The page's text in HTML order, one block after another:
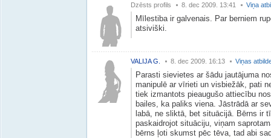
Dzēsts profils 8. dec 2009. 13:41 Viņa
Mīlestiba ir galvenais. Par berniem
atsiviški.
VALIJA G. 8. dec 2009. 16:13 Viņas
Parasti sievietes ar šādu jautājuma
manipulē ar vīrieti un visbiežāk, pati
tiek izmantots pieaugušo attiecību
bailes, ka paliks viena. Jāstrādā ar
labā, ne sliktā, bet situācijā. Bērns ir
paskaidrojot situāciju, viņam
bērns ļoti skumst pēc tēva, tad abi